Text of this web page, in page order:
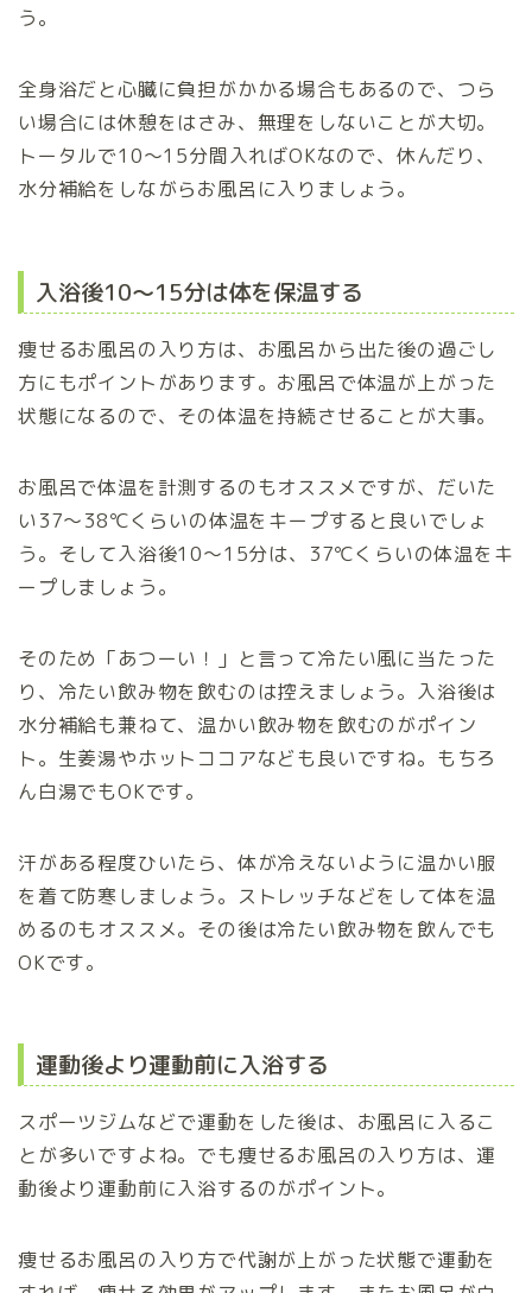
う。
全身浴だと心臓に負担がかかる場合もあるので、つら
い場合には休憩をはさみ、無理をしないことが大切。
トータルで10～15分間入ればOKなので、休んだり、
水分補給をしながらお風呂に入りましょう。
入浴後10～15分は体を保温する
痩せるお風呂の入り方は、お風呂から出た後の過ごし
方にもポイントがあります。お風呂で体温が上がった
状態になるので、その体温を持続させることが大事。
お風呂で体温を計測するのもオススメですが、だいた
い37～38℃くらいの体温をキープすると良いでしょ
う。そして入浴後10～15分は、37℃くらいの体温をキ
ープしましょう。
そのため「あつーい！」と言って冷たい風に当たった
り、冷たい飲み物を飲むのは控えましょう。入浴後は
水分補給も兼ねて、温かい飲み物を飲むのがポイン
ト。生姜湯やホットココアなども良いですね。もちろ
ん白湯でもOKです。
汗がある程度ひいたら、体が冷えないように温かい服
を着て防寒しましょう。ストレッチなどをして体を温
めるのもオススメ。その後は冷たい飲み物を飲んでも
OKです。
運動後より運動前に入浴する
スポーツジムなどで運動をした後は、お風呂に入るこ
とが多いですよね。でも痩せるお風呂の入り方は、運
動後より運動前に入浴するのがポイント。
痩せるお風呂の入り方で代謝が上がった状態で運動を